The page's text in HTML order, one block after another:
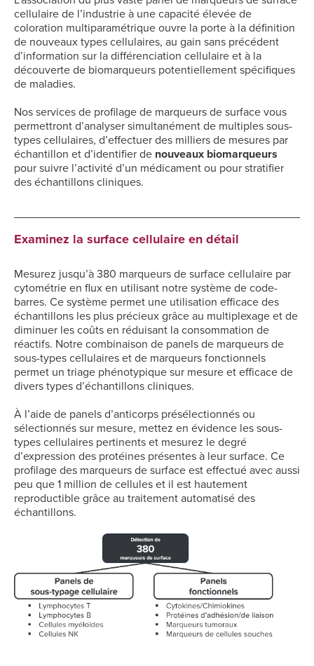
cellulaire de l’industrie à une capacité élevée de
coloration multiparamétrique ouvre la porte à la définition
de nouveaux types cellulaires, au gain sans précédent
d’information sur la différenciation cellulaire et à la
découverte de biomarqueurs potentiellement spécifiques
de maladies.
Nos services de profilage de marqueurs de surface vous
permettront d’analyser simultanément de multiples sous-
types cellulaires, d’effectuer des milliers de mesures par
échantillon et d’identifier de nouveaux biomarqueurs
pour suivre l’activité d’un médicament ou pour stratifier
des échantillons cliniques.
Examinez la surface cellulaire en détail
Mesurez jusqu’à 380 marqueurs de surface cellulaire par
cytométrie en flux en utilisant notre système de code-
barres. Ce système permet une utilisation efficace des
échantillons les plus précieux grâce au multiplexage et de
diminuer les coûts en réduisant la consommation de
réactifs. Notre combinaison de panels de marqueurs de
sous-types cellulaires et de marqueurs fonctionnels
permet un triage phénotypique sur mesure et efficace de
divers types d’échantillons cliniques.
À l’aide de panels d’anticorps présélectionnés ou
sélectionnés sur mesure, mettez en évidence les sous-
types cellulaires pertinents et mesurez le degré
d’expression des protéines présentes à leur surface. Ce
profilage des marqueurs de surface est effectué avec aussi
peu que 1 million de cellules et il est hautement
reproductible grâce au traitement automatisé des
échantillons.